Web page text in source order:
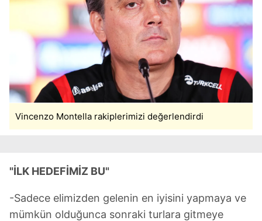
Vincenzo Montella rakiplerimizi değerlendirdi
"İLK HEDEFİMİZ BU"
-Sadece elimizden gelenin en iyisini yapmaya ve
mümkün olduğunca sonraki turlara gitmeye